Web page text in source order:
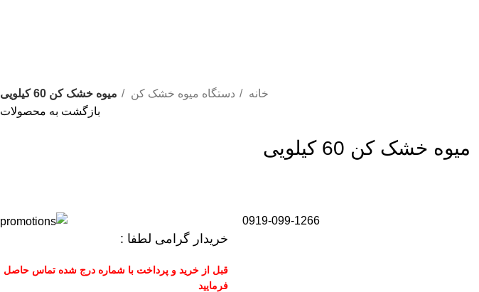
خانه دستگاه میوه خشک کن
میوه خشک کن 60 کیلویی
بازگشت به محصولات
میوه خشک کن 60 کیلویی
0919-099-1266
خریدار گرامی لطفا :
قبل از خرید و پرداخت با شماره درج شده تماس حاصل
فرمایید